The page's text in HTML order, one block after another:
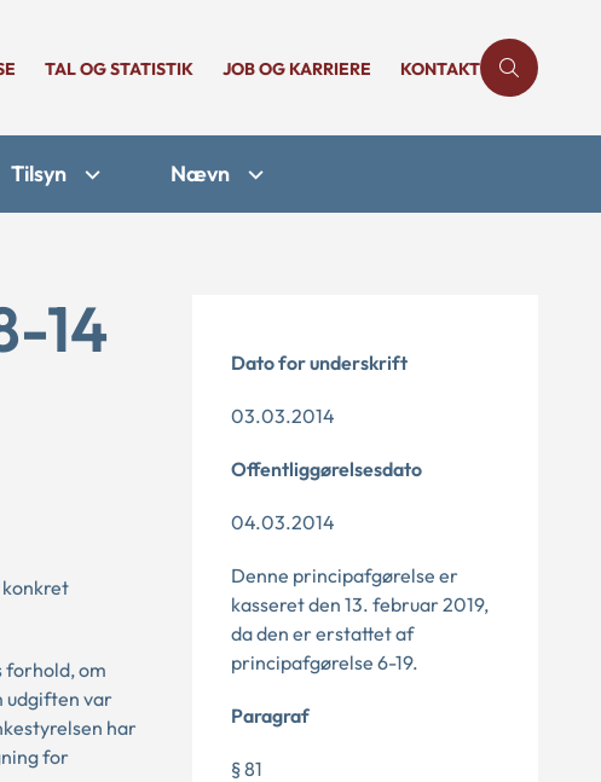
TAL OG STATISTIK JOB OG KARRIERE KONTAKT
Tilsyn Nævn
14
forhold, om
udgiften var
har
for
Dato for underskrift
03.03.2014
Offentliggørelsesdato
04.03.2014
Denne principafgørelse er
kasseret den 13. februar 2019,
da den er erstattet af
principafgørelse 6-19.
Paragraf
§ 81